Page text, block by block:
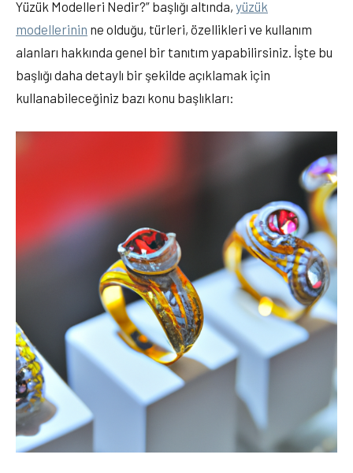
Yüzük Modelleri Nedir?” başlığı altında, yüzük
modellerinin ne olduğu, türleri, özellikleri ve kullanım
alanları hakkında genel bir tanıtım yapabilirsiniz. İşte bu
başlığı daha detaylı bir şekilde açıklamak için
kullanabileceğiniz bazı konu başlıkları: